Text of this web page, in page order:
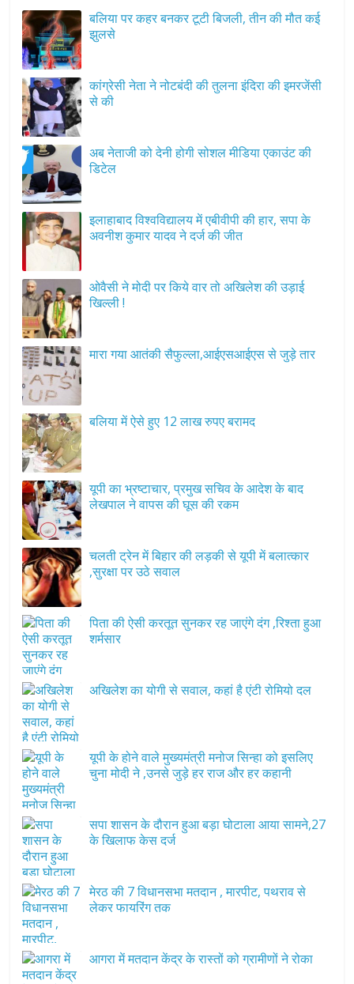
बलिया पर कहर बनकर टूटी बिजली, तीन की मौत कई
झुलसे
कांग्रेसी नेता ने नोटबंदी की तुलना इंदिरा की इमरजेंसी
से की
अब नेताजी को देनी होगी सोशल मीडिया एकाउंट की
डिटेल
इलाहाबाद विश्वविद्यालय में एबीवीपी की हार, सपा के
अवनीश कुमार यादव ने दर्ज की जीत
ओवैसी ने मोदी पर किये वार तो अखिलेश की उड़ाई
खिल्ली !
मारा गया आतंकी सैफुल्ला,आईएसआईएस से जुड़े तार
बलिया में ऐसे हुए 12 लाख रुपए बरामद
यूपी का भ्रष्टाचार, प्रमुख सचिव के आदेश के बाद
लेखपाल ने वापस की घूस की रकम
चलती ट्रेन में बिहार की लड़की से यूपी में बलात्कार
,सुरक्षा पर उठे सवाल
पिता की ऐसी करतूत सुनकर रह जाएंगे दंग ,रिश्ता हुआ
शर्मसार
अखिलेश का योगी से सवाल, कहां है एंटी रोमियो दल
यूपी के होने वाले मुख्यमंत्री मनोज सिन्हा को इसलिए
चुना मोदी ने ,उनसे जुड़े हर राज और हर कहानी
सपा शासन के दौरान हुआ बड़ा घोटाला आया सामने,27
के खिलाफ केस दर्ज
मेरठ की 7 विधानसभा मतदान , मारपीट, पथराव से
लेकर फायरिंग तक
आगरा में मतदान केंद्र के रास्तों को ग्रामीणों ने रोका